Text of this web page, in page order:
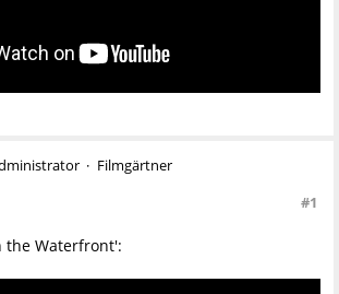
Filmgärtner
#1
the Waterfront':